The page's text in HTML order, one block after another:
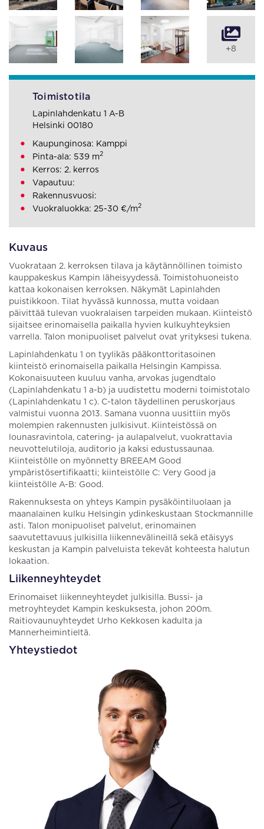
Kuvaus
Vuokrataan 2. kerroksen tilava ja käytännöllinen toimisto
kauppakeskus Kampin läheisyydessä. Toimistohuoneisto
kattaa kokonaisen kerroksen. Näkymät Lapinlahden
puistikkoon. Tilat hyvässä kunnossa, mutta voidaan
päivittää tulevan vuokralaisen tarpeiden mukaan. Kiinteistö
sijaitsee erinomaisella paikalla hyvien kulkuyhteyksien
varrella. Talon monipuoliset palvelut ovat yrityksesi tukena.
Lapinlahdenkatu 1 on tyylikäs pääkonttoritasoinen
kiinteistö erinomaisella paikalla Helsingin Kampissa.
Kokonaisuuteen kuuluu vanha, arvokas jugendtalo
(Lapinlahdenkatu 1 a-b) ja uudistettu moderni toimistotalo
(Lapinlahdenkatu 1 c). C-talon täydellinen peruskorjaus
valmistui vuonna 2013. Samana vuonna uusittiin myös
molempien rakennusten julkisivut. Kiinteistössä on
lounasravintola, catering- ja aulapalvelut, vuokrattavia
neuvottelutiloja, auditorio ja kaksi edustussaunaa.
Kiinteistölle on myönnetty BREEAM Good
ympäristösertifikaatti; kiinteistölle C: Very Good ja
kiinteistölle A-B: Good.
Rakennuksesta on yhteys Kampin pysäköintiluolaan ja
maanalainen kulku Helsingin ydinkeskustaan Stockmannille
asti. Talon monipuoliset palvelut, erinomainen
saavutettavuus julkisilla liikennevälineillä sekä etäisyys
keskustan ja Kampin palveluista tekevät kohteesta halutun
lokaation.
Liikenneyhteydet
Erinomaiset liikenneyhteydet julkisilla. Bussi- ja
metroyhteydet Kampin keskuksesta, johon 200m.
Raitiovaunuyhteydet Urho Kekkosen kadulta ja
Mannerheimintieltä.
Yhteystiedot
+8
Toimistotila
Lapinlahdenkatu 1 A-B
Helsinki 00180
Kaupunginosa: Kamppi
Pinta-ala: 539 m2
Kerros: 2. kerros
Vapautuu:
Rakennusvuosi:
Vuokraluokka: 25-30 €/m2